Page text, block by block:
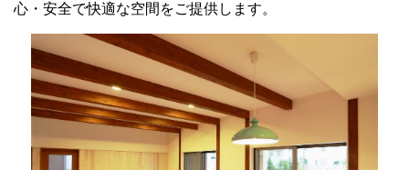
心・安全で快適な空間をご提供します。